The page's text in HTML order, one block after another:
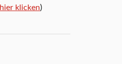
hier klicken)